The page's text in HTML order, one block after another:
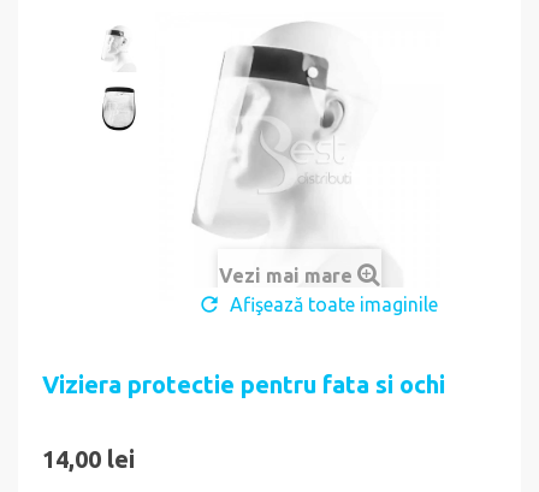
Vezi mai mare
Afişează toate imaginile
Viziera protectie pentru fata si ochi
14,00 lei